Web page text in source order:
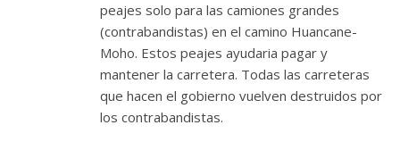
peajes solo para las camiones grandes
(contrabandistas) en el camino Huancane-
Moho. Estos peajes ayudaria pagar y
mantener la carretera. Todas las carreteras
que hacen el gobierno vuelven destruidos por
los contrabandistas.